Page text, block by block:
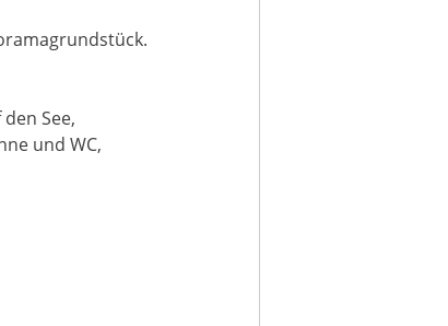
See,
und WC,